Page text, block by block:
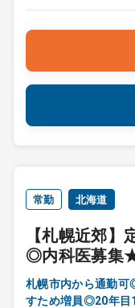
常勤 北海道
【札幌近郊
◎内科医募集
札幌市内から通勤
すため増員◎20年目